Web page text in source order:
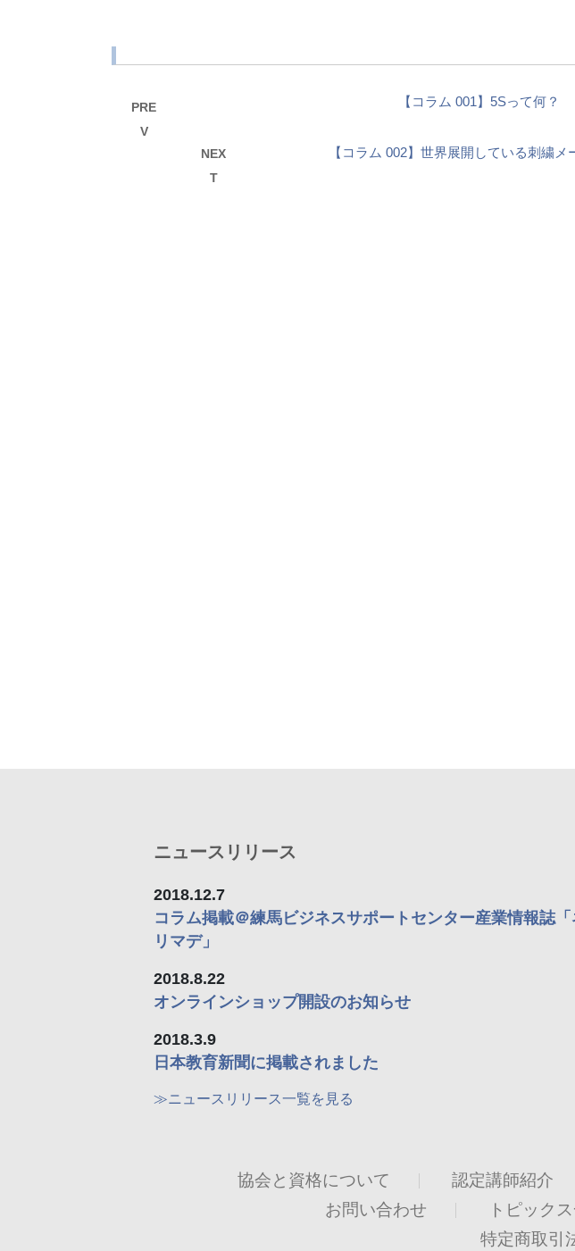
PRE
V
【コラム 001】5Sって何？
NEX
T
【コラム 002】世界展開している刺繍
ニュースリリース
2018.12.7
コラム掲載＠練馬ビジネスサポートセンター産業情報誌「
リマデ」
2018.8.22
オンラインショップ開設のお知らせ
2018.3.9
日本教育新聞に掲載されました
≫ニュースリリース一覧を見る
協会と資格について 認定講師紹介
お問い合わせ
トピック
特定商取引